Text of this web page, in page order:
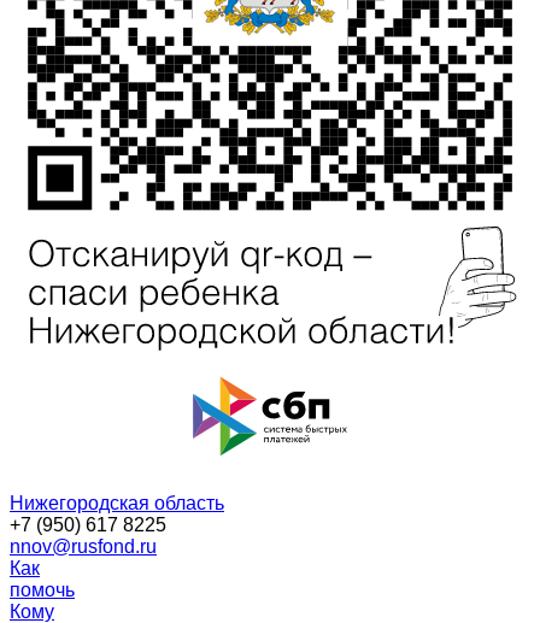
Нижегородская область
+7 (950) 617 8225
nnov@rusfond.ru
Как
помочь
Кому